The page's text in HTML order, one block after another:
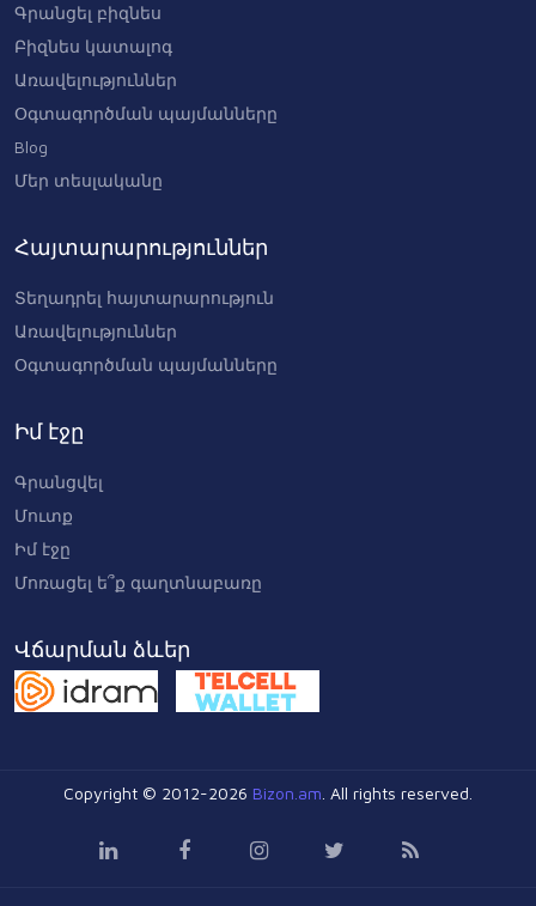
Գրանցել բիզնես
Բիզնես կատալոգ
Առավելություններ
Օգտագործման պայմանները
Blog
Մեր տեսլականը
Հայտարարություններ
Տեղադրել հայտարարություն
Առավելություններ
Օգտագործման պայմանները
Իմ էջը
Գրանցվել
Մուտք
Իմ էջը
Մոռացել ե՞ք գաղտնաբառը
Վճարման ձևեր
Copyright © 2012-2026 Bizon.am . All rights reserved.